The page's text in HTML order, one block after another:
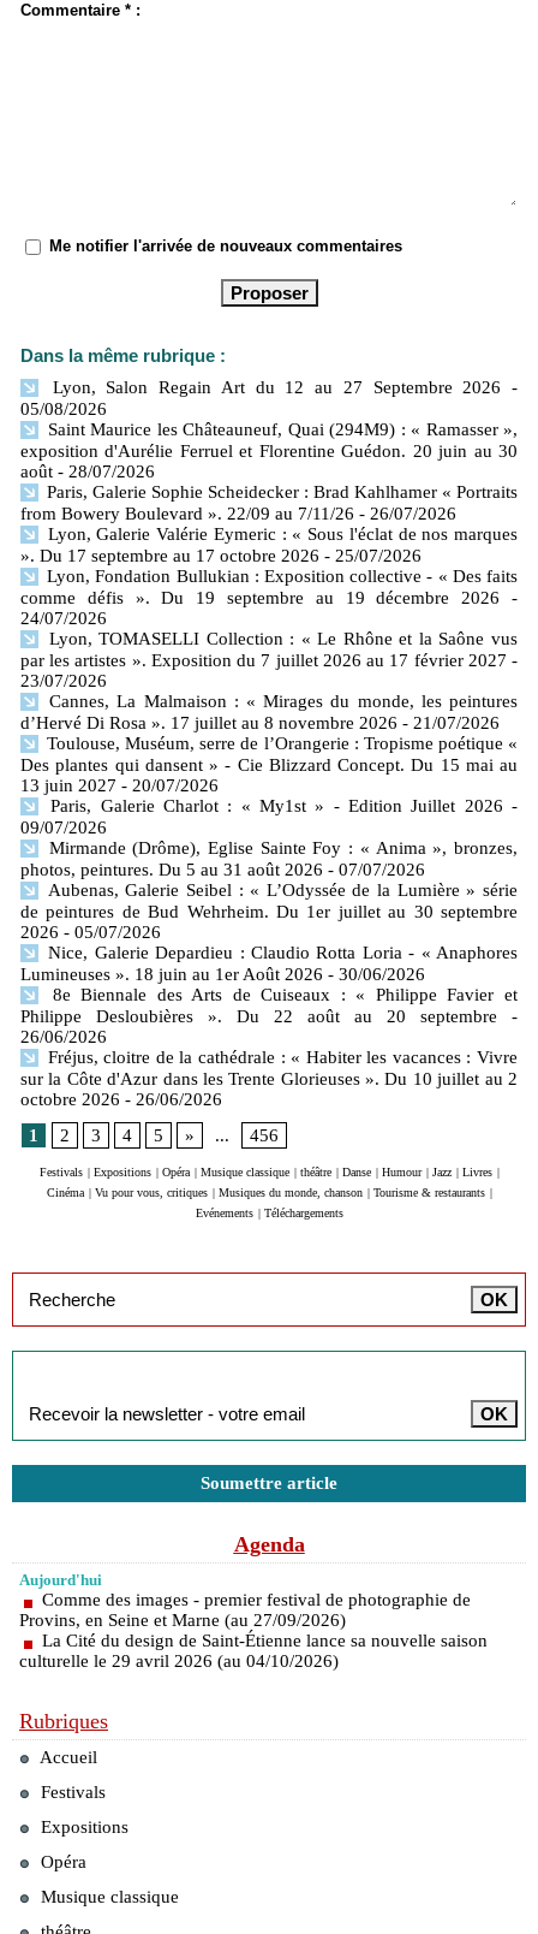
Commentaire * :
Me notifier l'arrivée de nouveaux commentaires
Dans la même rubrique :
Lyon, Salon Regain Art du 12 au 27 Septembre 2026
-
05/08/2026
Saint Maurice les Châteauneuf, Quai (294M9) : « Ramasser »,
exposition d'Aurélie Ferruel et Florentine Guédon. 20 juin au 30
août - 28/07/2026
Paris, Galerie Sophie Scheidecker : Brad Kahlhamer « Portraits
from Bowery Boulevard ». 22/09 au 7/11/26 - 26/07/2026
Lyon, Galerie Valérie Eymeric : « Sous l'éclat de nos marques
». Du 17 septembre au 17 octobre 2026 - 25/07/2026
Lyon, Fondation Bullukian : Exposition collective - « Des faits
comme défis ». Du 19 septembre au 19 décembre 2026
-
24/07/2026
Lyon, TOMASELLI Collection : « Le Rhône et la Saône vus
par les artistes ». Exposition du 7 juillet 2026 au 17 février 2027 -
23/07/2026
Cannes, La Malmaison : « Mirages du monde, les peintures
d’Hervé Di Rosa ». 17 juillet au 8 novembre 2026 - 21/07/2026
Toulouse, Muséum, serre de l’Orangerie : Tropisme poétique «
Des plantes qui dansent » - Cie Blizzard Concept. Du 15 mai au
13 juin 2027 - 20/07/2026
Paris, Galerie Charlot : « My1st » - Edition Juillet 2026 -
09/07/2026
Mirmande (Drôme), Eglise Sainte Foy : « Anima », bronzes,
photos, peintures. Du 5 au 31 août 2026 - 07/07/2026
Aubenas, Galerie Seibel : « L’Odyssée de la Lumière » série
de peintures de Bud Wehrheim. Du 1er juillet au 30 septembre
2026 - 05/07/2026
Nice, Galerie Depardieu : Claudio Rotta Loria - « Anaphores
Lumineuses ». 18 juin au 1er Août 2026 - 30/06/2026
8e Biennale des Arts de Cuiseaux : « Philippe Favier et
Philippe Desloubières ». Du 22 août au 20 septembre
-
26/06/2026
Fréjus, cloitre de la cathédrale : « Habiter les vacances : Vivre
sur la Côte d'Azur dans les Trente Glorieuses ». Du 10 juillet au 2
octobre 2026 - 26/06/2026
1
2 3 4 5 » ... 456
Festivals Expositions Opéra Musique classique théâtre Danse Humour Jazz Livres
Cinéma
Vu pour vous, critiques Musiques du monde, chanson Tourisme & restaurants
Evénements
Téléchargements
Soumettre article
Agenda
Aujourd'hui
Comme des images - premier festival de photographie de
Provins, en Seine et Marne (au 27/09/2026)
La Cité du design de Saint-Étienne lance sa nouvelle saison
culturelle le 29 avril 2026 (au 04/10/2026)
Rubriques
Accueil
Festivals
Expositions
Opéra
Musique classique